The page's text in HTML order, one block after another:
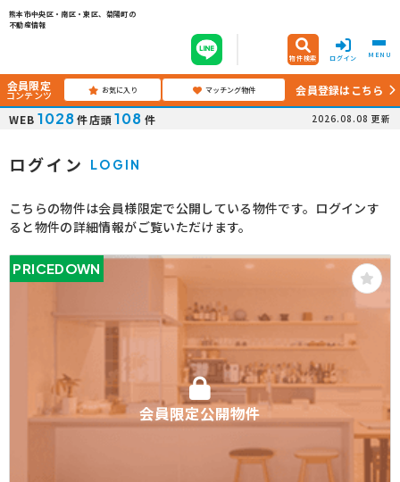
熊本市中央区・南区・東区、菊陽町の
不動産情報
物件検索 ログイン MENU
会員限定
コンテンツ お気に入り マッチング物件
会員登録はこちら
WEB 1028 件店頭108 件 2026.08.08 更新
ログイン LOGIN
こちらの物件は会員様限定で公開している物件です。ログインす
ると物件の詳細情報がご覧いただけます。
会員限定公開物件
PRICEDOWN